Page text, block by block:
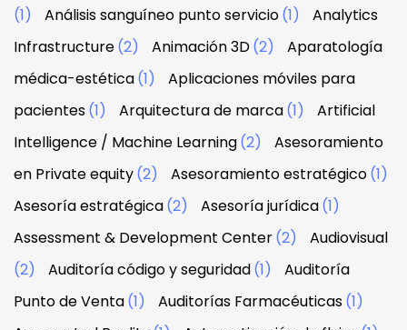
(1)
Análisis sanguíneo punto servicio(1)
Analytics
Infrastructure(2) Animación 3D(2)
Aparatología
médica-estética(1)
Aplicaciones móviles para
pacientes(1) Arquitectura de marca(1)
Artificial
Intelligence / Machine Learning(2)
Asesoramiento
en Private equity(2) Asesoramiento estratégico(1)
Asesoría estratégica(2) Asesoría jurídica(1)
Assessment & Development Center(2)
Audiovisual
(2)
Auditoría código y seguridad(1)
Auditoría
Punto de Venta(1) Auditorías Farmacéuticas(1)